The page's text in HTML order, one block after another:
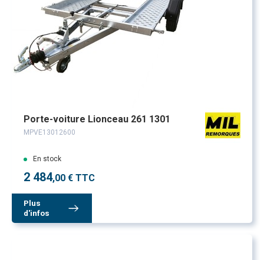
Porte-voiture Lionceau 261 1301
MPVE13012600
En stock
2 484,00 € TTC
Plus
d'infos